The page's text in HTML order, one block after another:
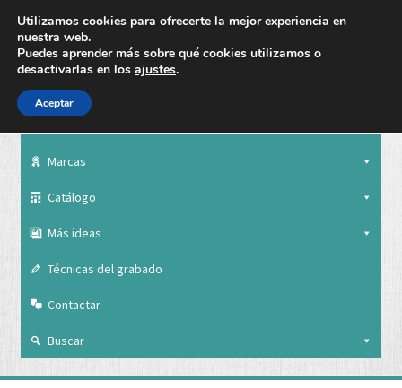
Marcas
Catálogo
Más ideas
Técnicas del grabado
Contactar
Buscar
Nuestra empresa
Utilizamos cookies para ofrecerte la mejor experiencia en
nuestra web.
Puedes aprender más sobre qué cookies utilizamos o
desactivarlas en los ajustes.
Aceptar